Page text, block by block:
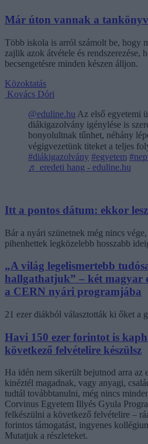
Már úton vannak a
Több iskola is arról számolt be, hogy
zajlik azok átvétele és rendszerezése,
becsengetésre minden készen álljon.
Közoktatás
Kovács Dóri
@eduline.hu Az első egyetemi
diákigazolvány igénylése is
bonyolultnak tűnhet, néhány
végigvezetünk titeket a teljes
#diákigazolvány #egyetem
♬ eredeti hang - eduline.hu
Itt a pontos dátum: ekkor lesz
Bár a nyári szünetnek még nincs
pihenhettek legközelebb hosszabb
„A világ legelismertebb
hallgathatjuk” – két magyar
a CERN nyári programjába
21 ezer diákból választották ki őket a
Havi 150 ezer forintot is
következő felvételire készülsz
Ha idén nem sikerült bejutnod arra az
kinéztél magadnak, vagy anyagi,
tudtál továbbtanulni, még nincs
Corvinus Egyetem Illyés Gyula
felkészülni a következő felvételire –
forintos támogatást, ingyenes
Mutatjuk a részleteket.